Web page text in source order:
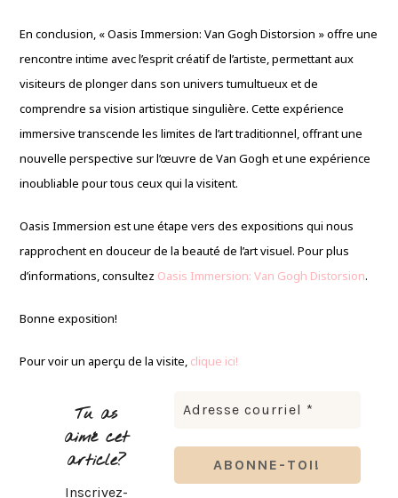
En conclusion, « Oasis Immersion: Van Gogh Distorsion » offre une
rencontre intime avec l’esprit créatif de l’artiste, permettant aux
visiteurs de plonger dans son univers tumultueux et de
comprendre sa vision artistique singulière. Cette expérience
immersive transcende les limites de l’art traditionnel, offrant une
nouvelle perspective sur l’œuvre de Van Gogh et une expérience
inoubliable pour tous ceux qui la visitent.
Oasis Immersion est une étape vers des expositions qui nous
rapprochent en douceur de la beauté de l’art visuel. Pour plus
d’informations, consultez Oasis Immersion: Van Gogh Distorsion.
Bonne exposition!
Pour voir un aperçu de la visite, clique ici!
Tu as
aimé cet
article?
Inscrivez-